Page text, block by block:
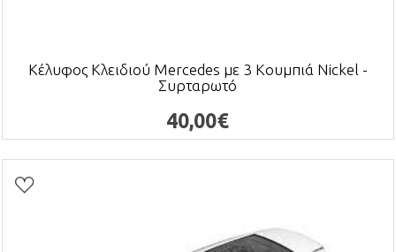
Κέλυφος Κλειδιού Mercedes με 3 Κουμπιά Nickel -
Συρταρωτό
40,00€